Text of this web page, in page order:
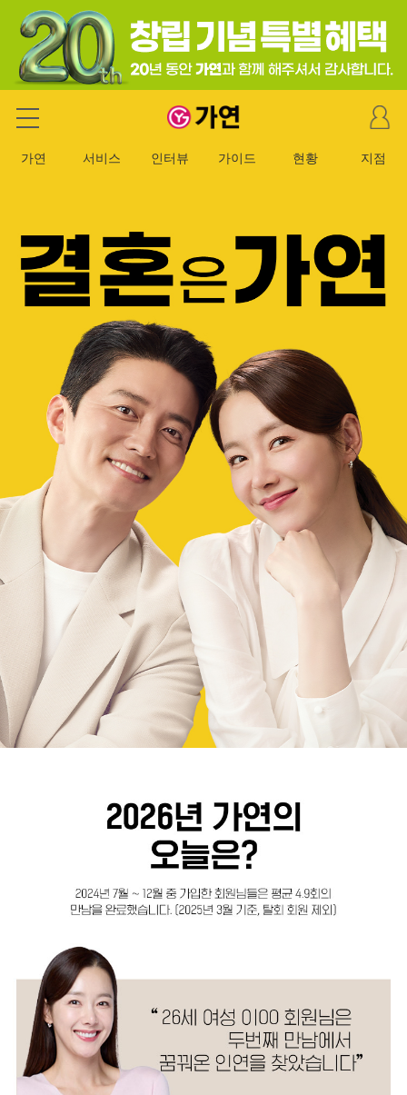
가연 결혼정보회사
마
이
이
가연 서비스 인터뷰 가이드 현황 지점